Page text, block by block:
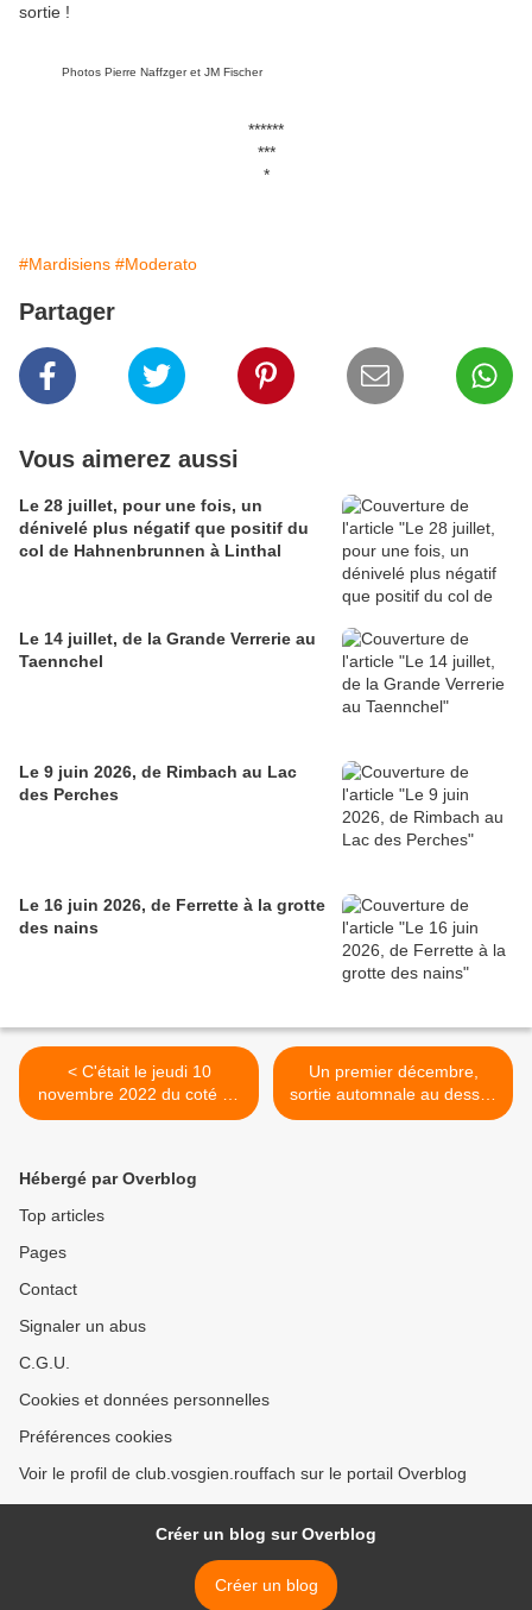
sortie !
Photos Pierre Naffzger et JM Fischer
******
***
*
#Mardisiens #Moderato
Partager
Vous aimerez aussi
Le 28 juillet, pour une fois, un
dénivelé plus négatif que positif du
col de Hahnenbrunnen à Linthal
Le 14 juillet, de la Grande Verrerie au
Taennchel
Le 9 juin 2026, de Rimbach au Lac
des Perches
Le 16 juin 2026, de Ferrette à la grotte
des nains
< C'était le jeudi 10
novembre 2022 du coté du
Linge
Un premier décembre,
sortie automnale au dessus
de Masevaux >
Hébergé par Overblog
Top articles
Pages
Contact
Signaler un abus
C.G.U.
Cookies et données personnelles
Préférences cookies
Voir le profil de club.vosgien.rouffach sur le portail Overblog
Créer un blog sur Overblog
Créer un blog